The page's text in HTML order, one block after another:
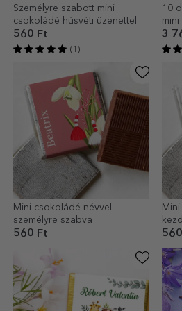
Személyre szabott mini
csokoládé húsvéti üzenettel
560 Ft
(1)
10
3
Mini csokoládé névvel
személyre szabva
560 Ft